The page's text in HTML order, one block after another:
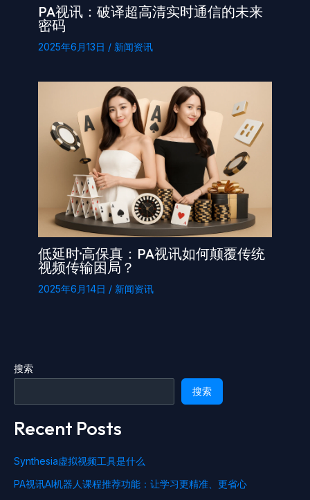
PA视讯：破译超高清实时通信的未来
密码
2025年6月13日 / 新闻资讯
低延时·高保真：PA视讯如何颠覆传统
视频传输困局？
2025年6月14日 / 新闻资讯
搜索
搜索
Recent Posts
Synthesia虚拟视频工具是什么
PA视讯AI机器人课程推荐功能：让学习更精准、更省心